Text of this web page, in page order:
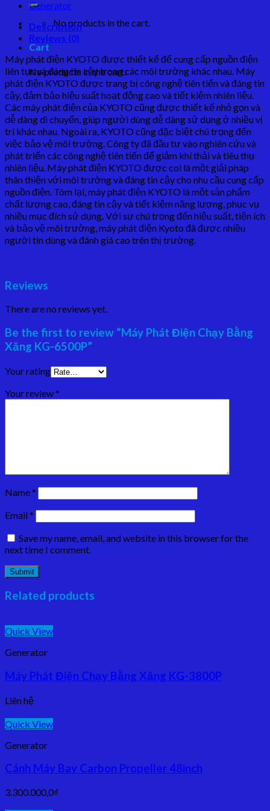
No products in the cart.
Cart
No products in the cart.
Generator
Description
Reviews (0)
Máy phát điện KYOTO được thiết kế để cung cấp nguồn điện
liên tục và đáng tin cậy trong các môi trường khác nhau. Máy
phát điện KYOTO được trang bị công nghệ tiên tiến và đáng tin
cậy, đảm bảo hiệu suất hoạt động cao và tiết kiệm nhiên liệu.
Các máy phát điện của KYOTO cũng được thiết kế nhỏ gọn và
dễ dàng di chuyển, giúp người dùng dễ dàng sử dụng ở nhiều vị
trí khác nhau. Ngoài ra, KYOTO cũng đặc biệt chú trọng đến
việc bảo vệ môi trường. Công ty đã đầu tư vào nghiên cứu và
phát triển các công nghệ tiên tiến để giảm khí thải và tiêu thụ
nhiên liệu. Máy phát điện KYOTO được coi là một giải pháp
thân thiện với môi trường và đáng tin cậy cho nhu cầu cung cấp
nguồn điện. Tóm lại, máy phát điện KYOTO là một sản phẩm
chất lượng cao, đáng tin cậy và tiết kiệm năng lượng, phục vụ
nhiều mục đích sử dụng. Với sự chú trọng đến hiệu suất, tiện ích
và bảo vệ môi trường, máy phát điện Kyoto đã được nhiều
người tin dùng và đánh giá cao trên thị trường.
Reviews
There are no reviews yet.
Be the first to review “Máy Phát Điện Chạy Bằng
Xăng KG-6500P”
Your rating
Your review*
Name*
Email*
Save my name, email, and website in this browser for the
next time I comment.
Related products
Quick View
Generator
Máy Phát Điện Chạy Bằng Xăng KG-3800P
Liên hệ
Quick View
Generator
Cánh Máy Bay Carbon Propeller 48inch
3.300.000,0₫